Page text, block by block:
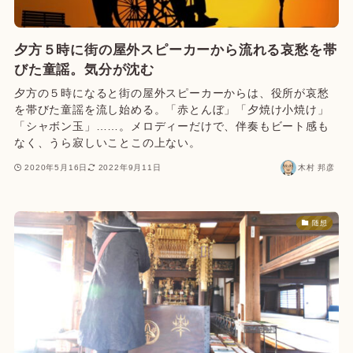
夕方５時に街の屋外スピーカーから流れる哀愁を帯
びた童謡。気分が沈む
夕方の５時になると街の屋外スピーカーからは、役所が哀愁
を帯びた童謡を流し始める。「赤とんぼ」「夕焼け小焼け」
「シャボン玉」……。メロディーだけで、伴奏もビート感も
なく、うら寂しいことこの上ない。
2020年5月16日 2022年9月11日 木村 邦彦
随想